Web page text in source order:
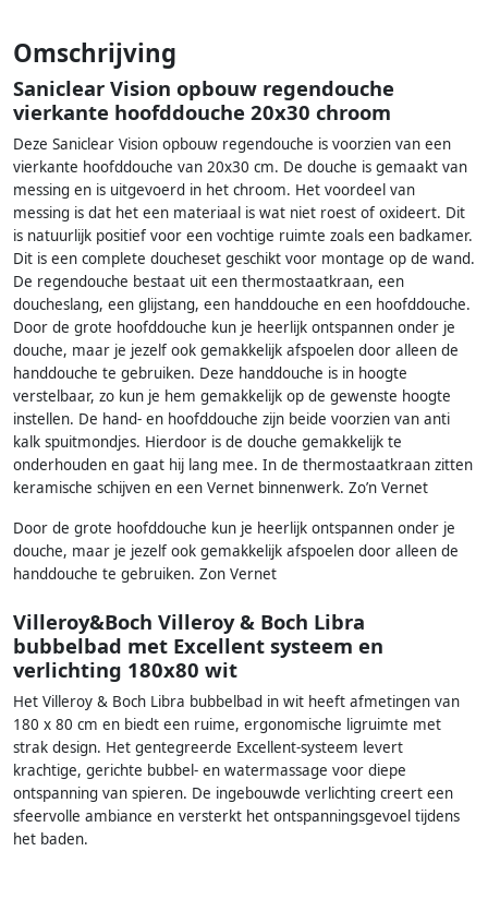
Omschrijving
Saniclear Vision opbouw regendouche
vierkante hoofddouche 20x30 chroom
Deze Saniclear Vision opbouw regendouche is voorzien van een
vierkante hoofddouche van 20x30 cm. De douche is gemaakt van
messing en is uitgevoerd in het chroom. Het voordeel van
messing is dat het een materiaal is wat niet roest of oxideert. Dit
is natuurlijk positief voor een vochtige ruimte zoals een badkamer.
Dit is een complete doucheset geschikt voor montage op de wand.
De regendouche bestaat uit een thermostaatkraan, een
doucheslang, een glijstang, een handdouche en een hoofddouche.
Door de grote hoofddouche kun je heerlijk ontspannen onder je
douche, maar je jezelf ook gemakkelijk afspoelen door alleen de
handdouche te gebruiken. Deze handdouche is in hoogte
verstelbaar, zo kun je hem gemakkelijk op de gewenste hoogte
instellen. De hand- en hoofddouche zijn beide voorzien van anti
kalk spuitmondjes. Hierdoor is de douche gemakkelijk te
onderhouden en gaat hij lang mee. In de thermostaatkraan zitten
keramische schijven en een Vernet binnenwerk. Zo’n Vernet
Door de grote hoofddouche kun je heerlijk ontspannen onder je
douche, maar je jezelf ook gemakkelijk afspoelen door alleen de
handdouche te gebruiken. Zon Vernet
Villeroy&Boch Villeroy & Boch Libra
bubbelbad met Excellent systeem en
verlichting 180x80 wit
Het Villeroy & Boch Libra bubbelbad in wit heeft afmetingen van
180 x 80 cm en biedt een ruime, ergonomische ligruimte met
strak design. Het gentegreerde Excellent-systeem levert
krachtige, gerichte bubbel- en watermassage voor diepe
ontspanning van spieren. De ingebouwde verlichting creert een
sfeervolle ambiance en versterkt het ontspanningsgevoel tijdens
het baden.